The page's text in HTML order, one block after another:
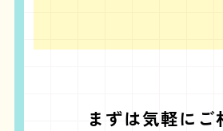
まずは気軽にご